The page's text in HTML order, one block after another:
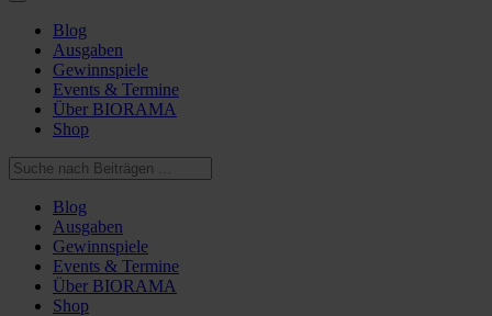
Blog
Ausgaben
Gewinnspiele
Events & Termine
Über BIORAMA
Shop
Blog
Ausgaben
Gewinnspiele
Events & Termine
Über BIORAMA
Shop